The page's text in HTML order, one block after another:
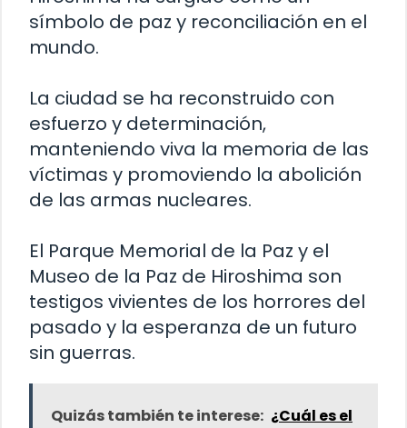
símbolo de paz y reconciliación en el
mundo.
La ciudad se ha reconstruido con
esfuerzo y determinación,
manteniendo viva la memoria de las
víctimas y promoviendo la abolición
de las armas nucleares.
El Parque Memorial de la Paz y el
Museo de la Paz de Hiroshima son
testigos vivientes de los horrores del
pasado y la esperanza de un futuro
sin guerras.
Quizás también te interese: ¿Cuál es el